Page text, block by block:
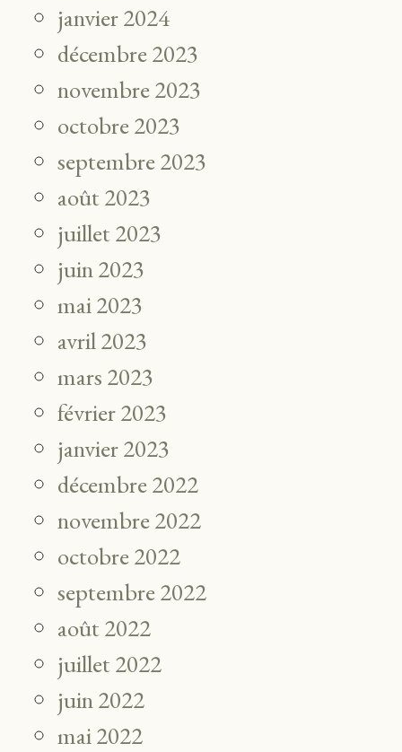
janvier 2024
décembre 2023
novembre 2023
octobre 2023
septembre 2023
août 2023
juillet 2023
juin 2023
mai 2023
avril 2023
mars 2023
février 2023
janvier 2023
décembre 2022
novembre 2022
octobre 2022
septembre 2022
août 2022
juillet 2022
juin 2022
mai 2022